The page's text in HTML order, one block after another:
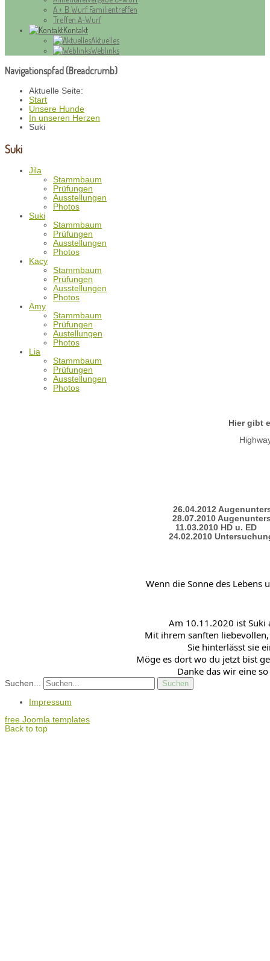
A + B Wurf Familientreffen
Treffen A-Wurf
Kontakt
Aktuelles
Weblinks
Navigationspfad (Breadcrumb)
Aktuelle Seite:
Start
Unsere Hunde
In unseren Herzen
Suki
Suki
Jila
Stammbaum
Prüfungen
Ausstellungen
Photos
Suki
Stammbaum
Prüfungen
Ausstellungen
Photos
Kacy
Stammbaum
Prüfungen
Ausstellungen
Photos
Amy
Stammbaum
Prüfungen
Austellungen
Photos
Lia
Stammbaum
Prüfungen
Ausstellungen
Photos
Hier gibt
26.04.2012
28.07.2010
11.03.2010
24.02.2010
Wenn die Sonne des Lebens
Am 10.11.2020 ist Suki
Mit ihrem sanften
Sie hinterlässt sie
Möge es dort wo du jetzt bist
Danke das wir eine
Suchen... Suchen
Impressum
free Joomla templates
Back to top